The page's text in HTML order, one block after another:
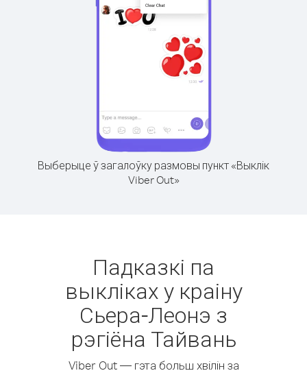
Выберыце ў загалоўку размовы пункт «Выклік
Viber Out»
Падказкі па
выкліках у краіну
Сьера-Леонэ з
рэгіёна Тайвань
Viber Out — гэта больш хвілін за